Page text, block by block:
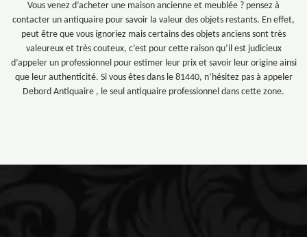
Vous venez d’acheter une maison ancienne et meublée ? pensez à
contacter un antiquaire pour savoir la valeur des objets restants. En effet,
peut être que vous ignoriez mais certains des objets anciens sont très
valeureux et très couteux, c’est pour cette raison qu’il est judicieux
d’appeler un professionnel pour estimer leur prix et savoir leur origine ainsi
que leur authenticité. Si vous êtes dans le 81440, n’hésitez pas à appeler
Debord Antiquaire , le seul antiquaire professionnel dans cette zone.